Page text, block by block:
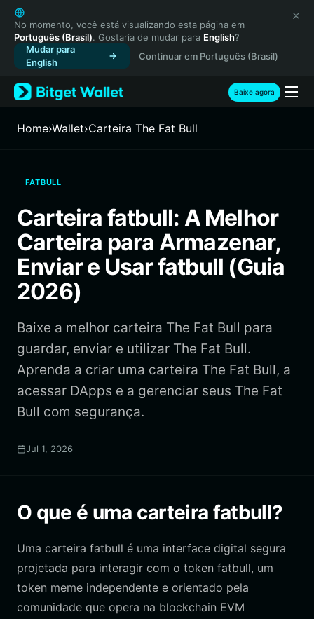
English
日本語
Tiếng Việt
Русский
Español (Latinoamérica)
Türkçe
Français
繁體中文
Bahasa Indonesia
ภาษาไทย
हिन्दी
Español
Português (Brasil)
No momento, você está visualizando esta página em
Português (Brasil). Gostaria de mudar para English?
Mudar para
English
Continuar em Português (Brasil)
Baixe agora
Home›Wallet›Carteira The Fat Bull
FATBULL
Carteira fatbull: A Melhor
Carteira para Armazenar,
Enviar e Usar fatbull (Guia
2026)
Baixe a melhor carteira The Fat Bull para
guardar, enviar e utilizar The Fat Bull.
Aprenda a criar uma carteira The Fat Bull, a
acessar DApps e a gerenciar seus The Fat
Bull com segurança.
Jul 1, 2026
O que é uma carteira fatbull?
Uma carteira fatbull é uma interface digital segura
projetada para interagir com o token fatbull, um
token meme independente e orientado pela
comunidade que opera na blockchain EVM